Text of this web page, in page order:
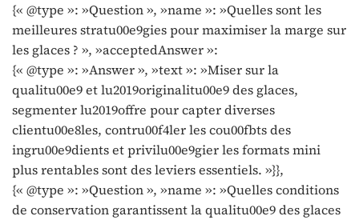
{« @type »: »Question », »name »: »Quelles sont les
meilleures stratu00e9gies pour maximiser la marge sur
les glaces ? », »acceptedAnswer »:
{« @type »: »Answer », »text »: »Miser sur la
qualitu00e9 et lu2019originalitu00e9 des glaces,
segmenter lu2019offre pour capter diverses
clientu00e8les, contru00f4ler les cou00fbts des
ingru00e9dients et privilu00e9gier les formats mini
plus rentables sont des leviers essentiels. »}},
{« @type »: »Question », »name »: »Quelles conditions
de conservation garantissent la qualitu00e9 des glaces